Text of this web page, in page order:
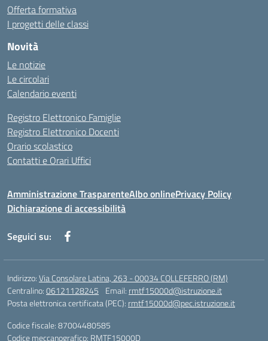
Offerta formativa
I progetti delle classi
Novità
Le notizie
Le circolari
Calendario eventi
Registro Elettronico Famiglie
Registro Elettronico Docenti
Orario scolastico
Contatti e Orari Uffici
Amministrazione TrasparenteAlbo onlinePrivacy Policy
Dichiarazione di accessibilità
Seguici su:
Indirizzo:Via Consolare Latina, 263 - 00034 COLLEFERRO (RM)
Centralino:06121128245 Email: rmtf15000d@istruzione.it
Posta elettronica certificata (PEC): rmtf15000d@pec.istruzione.it
Codice fiscale: 87004480585
Codice meccanografico: RMTF15000D